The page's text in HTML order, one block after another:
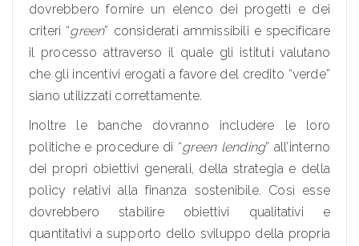
dovrebbero fornire un elenco dei progetti e dei
criteri “green” considerati ammissibili e specificare
il processo attraverso il quale gli istituti valutano
che gli incentivi erogati a favore del credito “verde”
siano utilizzati correttamente.
Inoltre le banche dovranno includere le loro
politiche e procedure di “green lending” all’interno
dei propri obiettivi generali, della strategia e della
policy relativi alla finanza sostenibile. Così esse
dovrebbero stabilire obiettivi qualitativi e
quantitativi a supporto dello sviluppo della propria